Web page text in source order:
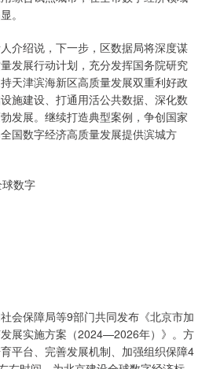
。
绍说，下一步，区数据局将深度谋
发展行动计划，充分发挥国务院研究
天津滨海新区高质量发展双重利好政
施建设、打通用活公共数据、深化数
发展。继续打造典型案例，争创国家
国数字经济高质量发展提供滨城方
数字
保障局等9部门共同发布《北京市加
展实施方案（2024—2026年）》。方
平台、完善发展机制、加强组织保障4